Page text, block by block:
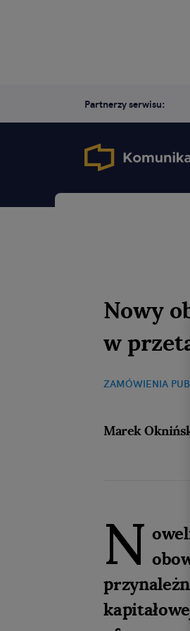
Partnerzy serwisu:
Nowy
w
ZAMÓWIENIA
Marek
N